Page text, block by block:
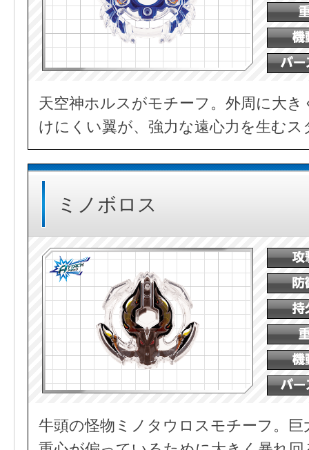
天空神ホルスがモチーフ。外周に大
けにくい翼が、強力な遠心力を生む
ミノボロス
牛頭の怪物ミノタウロスモチーフ。